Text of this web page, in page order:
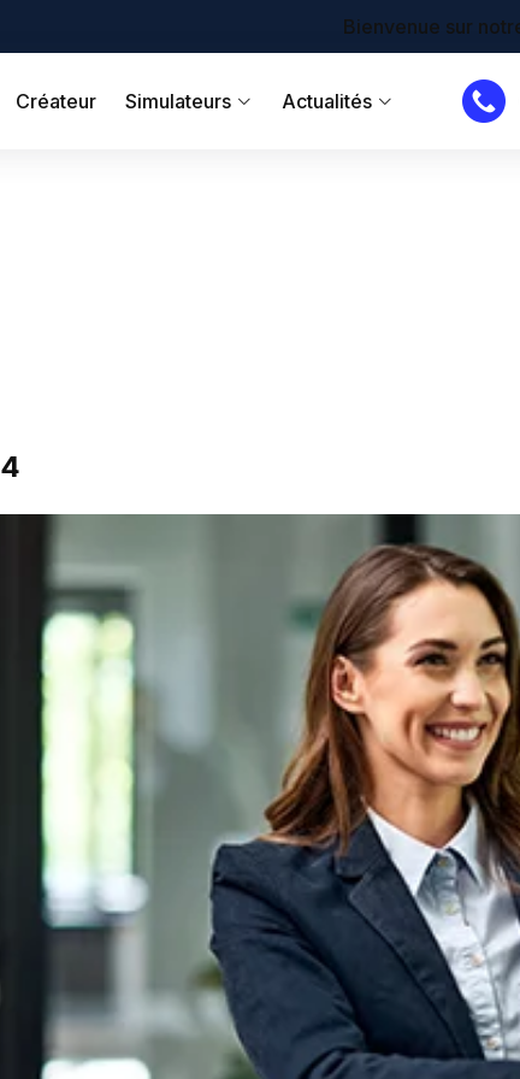
Bienvenue sur notre nouveau site !
Créateur Simulateurs Actualités